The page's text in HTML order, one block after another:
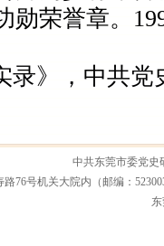
勋荣誉章。
录》，中共
中共东莞市委党史
76号机关大院内（邮编：